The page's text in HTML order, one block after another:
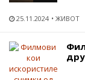
25.11.2024 ЖИВОТ